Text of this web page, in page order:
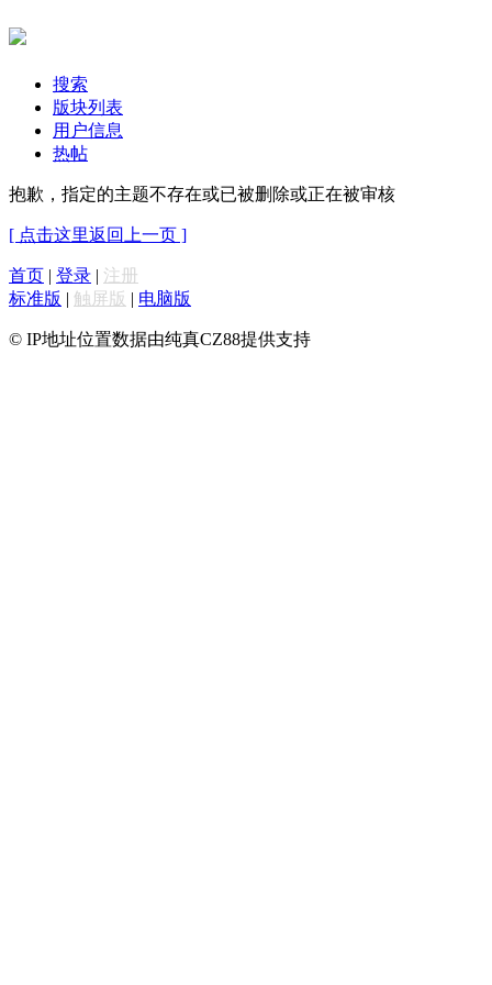
搜索
版块列表
用户信息
热帖
抱歉，指定的主题不存在或已被删除或正在被审核
[ 点击这里返回上一页 ]
首页 | 登录 | 注册
标准版 | 触屏版 | 电脑版
© IP地址位置数据由纯真CZ88提供支持